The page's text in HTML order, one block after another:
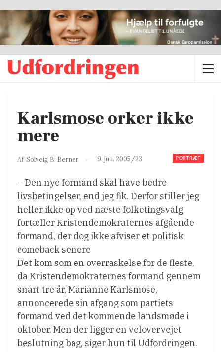
Karlsmose orker ikke
mere
PORTRÆT
Af Solveig B. Berner 9. jun. 2005/23
– Den nye formand skal have bedre
livsbetingelser, end jeg fik. Derfor stiller jeg
heller ikke op ved næste folketingsvalg,
fortæller Kristendemokraternes afgående
formand, der dog ikke afviser et politisk
comeback senere
Det kom som en overraskelse for de fleste,
da Kristendemokraternes formand gennem
snart tre år, Marianne Karlsmose,
annoncerede sin afgang som partiets
formand ved det kommende landsmøde i
oktober. Men der ligger en velovervejet
beslutning bag, siger hun til Udfordringen.